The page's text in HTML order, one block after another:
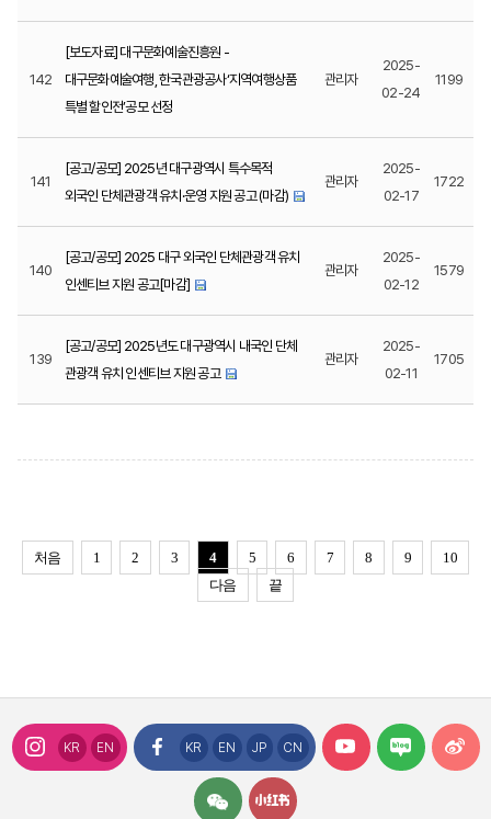
142
[보도자료] 대구문화예술진흥원 -
대구문화예술여행, 한국관광공사‘지역여행상품
특별 할인전’공모 선정
관리자
2025-
02-24
1199
141
[공고/공모] 2025년 대구광역시 특수목적
외국인 단체관광객 유치·운영 지원 공고 (마감)
관리자
2025-
02-17
1722
140
[공고/공모] 2025 대구 외국인 단체관광객 유치
인센티브 지원 공고[마감]
관리자
2025-
02-12
1579
139
[공고/공모] 2025년도 대구광역시 내국인 단체
관광객 유치 인센티브 지원 공고
관리자
2025-
02-11
1705
처음 1 2 3 4 5 6 7 8 9
10
다음
끝
KR EN KR EN JP CN